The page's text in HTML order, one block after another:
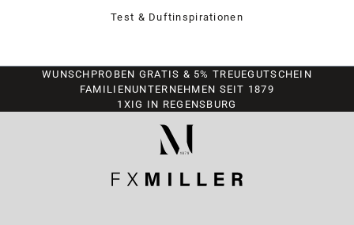
Test & Duftinspirationen
WUNSCHPROBEN GRATIS & 5% TREUEGUTSCHEIN
FAMILIENUNTERNEHMEN SEIT 1879
1XIG IN REGENSBURG